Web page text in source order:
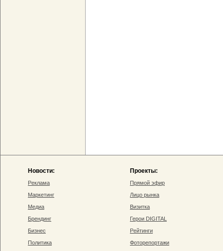
Новости:
Реклама
Маркетинг
Медиа
Брендинг
Бизнес
Политика
Проекты:
Прямой эфир
Лицо рынка
Визитка
Герои DIGITAL
Рейтинги
Фоторепортажи